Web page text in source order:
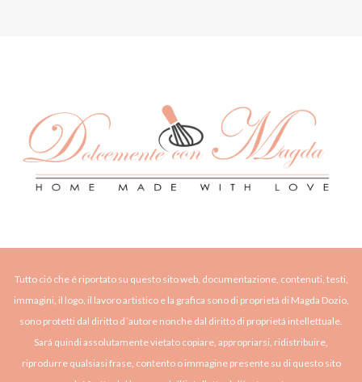
Tutto ció che é riportato su questo sito web, documentazione, contenuti, testi,
immagini, il logo, il lavoro artistico e la grafica sono di proprietá di Magda Dozio,
sono protetti dal diritto d´autore nonche dal diritto di proprietá intellettuale.
Sará quindi assolutamente vietato copiare, appropriarsi, ridistribuire,
riprodurre qualsiasi frase, contento o immagine presente su di questo sito